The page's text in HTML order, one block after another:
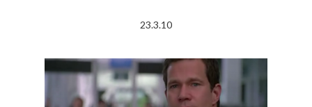
23.3.10